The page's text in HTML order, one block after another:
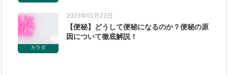
カラダ
2023年01月22日
【便秘】どうして便秘になるのか？便秘の原
因について徹底解説！